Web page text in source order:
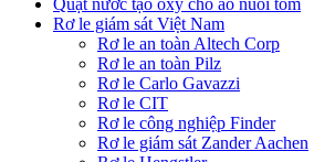
Quạt nước tạo oxy cho ao nuôi tôm
Rơ le giám sát Việt Nam
Rơ le an toàn Altech Corp
Rơ le an toàn Pilz
Rơ le Carlo Gavazzi
Rơ le CIT
Rơ le công nghiệp Finder
Rơ le giám sát Zander Aachen